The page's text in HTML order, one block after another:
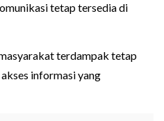
tetap tersedia di
terdampak tetap
informasi yang